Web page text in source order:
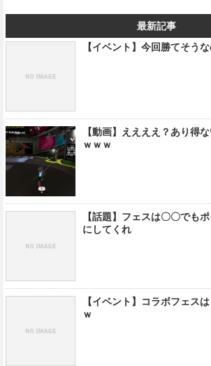
最新記事
【イベント】今回勝てそう
【動画】ええええ？あり得
ｗｗｗ
【話題】フェスは〇〇でも
にしてくれ
【イベント】コラボフェス
ｗ